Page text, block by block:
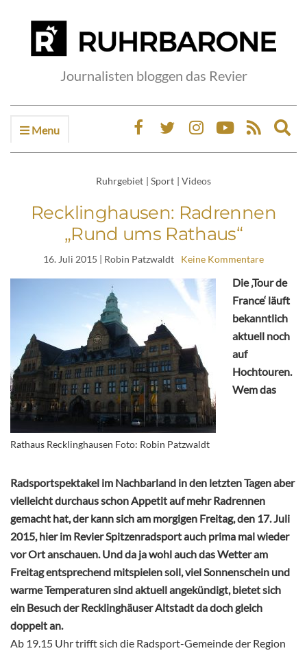
Journalisten bloggen das Revier
Menu
Ruhrgebiet | Sport | Videos
Recklinghausen: Radrennen
„Rund ums Rathaus“
16. Juli 2015 | Robin Patzwaldt Keine Kommentare
Rathaus Recklinghausen Foto: Robin Patzwaldt
Die ‚Tour de
France‘ läuft
bekanntlich
aktuell noch
auf
Hochtouren.
Wem das
Radsportspektakel im Nachbarland in den letzten Tagen aber
vielleicht durchaus schon Appetit auf mehr Radrennen
gemacht hat, der kann sich am morgigen Freitag, den 17. Juli
2015, hier im Revier Spitzenradsport auch prima mal wieder
vor Ort anschauen. Und da ja wohl auch das Wetter am
Freitag entsprechend mitspielen soll, viel Sonnenschein und
warme Temperaturen sind aktuell angekündigt, bietet sich
ein Besuch der Recklinghäuser Altstadt da doch gleich
doppelt an.
Ab 19.15 Uhr trifft sich die Radsport-Gemeinde der Region